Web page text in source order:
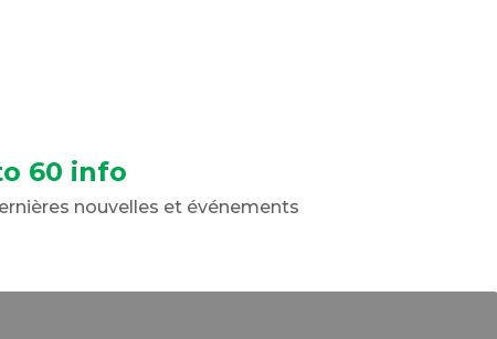
60 info
nouvelles et événements